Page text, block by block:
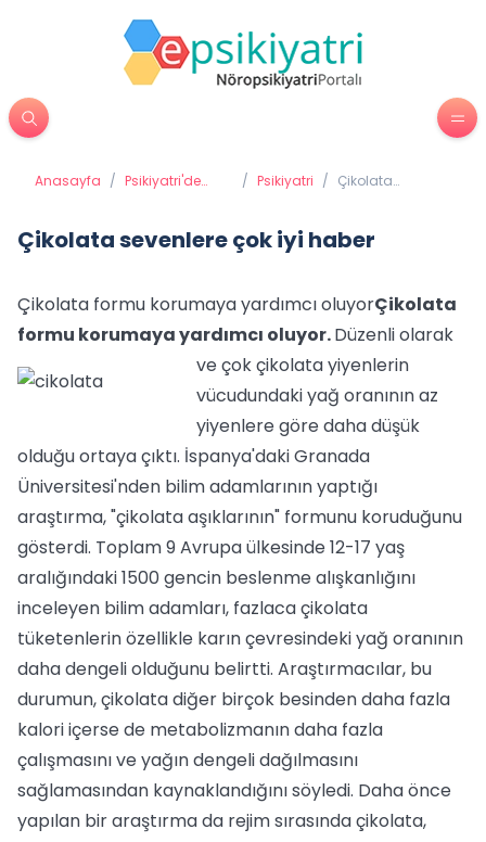
Anasayfa / Psikiyatri'de
/ Psikiyatri / Çikolata
Çikolata sevenlere çok iyi haber
Çikolata formu korumaya yardımcı oluyorÇikolata
formu korumaya yardımcı oluyor.Düzenli olarak
ve çok çikolata yiyenlerin
vücudundaki yağ oranının az
yiyenlere göre daha düşük
olduğu ortaya çıktı. İspanya'daki Granada
Üniversitesi'nden bilim adamlarının yaptığı
araştırma, "çikolata aşıklarının" formunu koruduğunu
gösterdi. Toplam 9 Avrupa ülkesinde 12-17 yaş
aralığındaki 1500 gencin beslenme alışkanlığını
inceleyen bilim adamları, fazlaca çikolata
tüketenlerin özellikle karın çevresindeki yağ oranının
daha dengeli olduğunu belirtti. Araştırmacılar, bu
durumun, çikolata diğer birçok besinden daha fazla
kalori içerse de metabolizmanın daha fazla
çalışmasını ve yağın dengeli dağılmasını
sağlamasından kaynaklandığını söyledi. Daha önce
yapılan bir araştırma da rejim sırasında çikolata,